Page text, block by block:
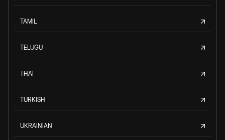
TAMIL
TELUGU
THAI
TURKISH
UKRAINIAN